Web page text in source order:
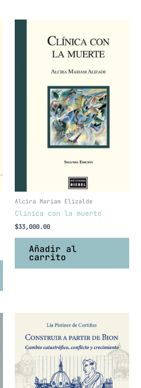
Alcira Mariam Elizalde
Clínica con la muerte
$33,000.00
Añadir al
carrito